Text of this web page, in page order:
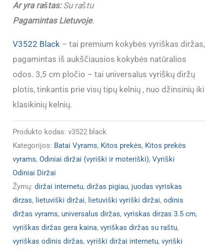
Ar yra raštas:Su raštu
Pagamintas Lietuvoje.
V3522 Black – tai premium kokybės vyriškas diržas,
pagamintas iš aukščiausios kokybės natūralios
odos. 3,5 cm pločio – tai universalus vyriškų diržų
plotis, tinkantis prie visų tipų kelnių , nuo džinsinių iki
klasikinių kelnių.
Produkto kodas:v3522 black
Kategorijos: Batai Vyrams, Kitos prekės, Kitos prekės
vyrams,Odiniai diržai (vyriški ir moteriški),Vyriški
Odiniai Diržai
Žymų:diržai internetu,diržas pigiau, juodas vyriskas
dirzas, lietuviški diržai, lietuviški vyriški diržai,odinis
diržas vyrams, universalus diržas,vyriskas dirzas 3.5 cm,
vyriškas diržas gera kaina,vyriškas diržas su raštu,
vyriškas odinis diržas,vyriški diržai internetu,vyriški